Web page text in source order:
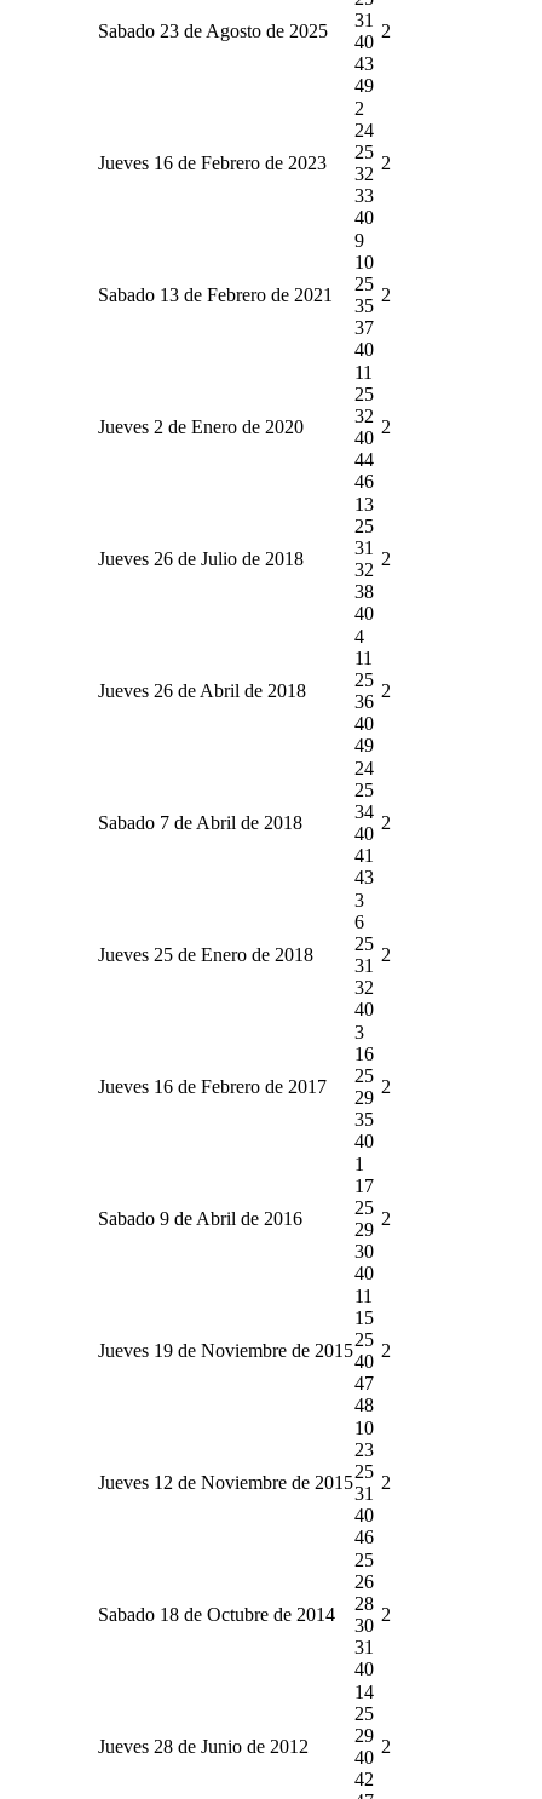
Sabado 23 de Agosto de 2025
31
40
43
49
2
Jueves 16 de Febrero de 2023
2
24
25
32
33
40
2
Sabado 13 de Febrero de 2021
9
10
25
35
37
40
2
Jueves 2 de Enero de 2020
11
25
32
40
44
46
2
Jueves 26 de Julio de 2018
13
25
31
32
38
40
2
Jueves 26 de Abril de 2018
4
11
25
36
40
49
2
Sabado 7 de Abril de 2018
24
25
34
40
41
43
2
Jueves 25 de Enero de 2018
3
6
25
31
32
40
2
Jueves 16 de Febrero de 2017
3
16
25
29
35
40
2
Sabado 9 de Abril de 2016
1
17
25
29
30
40
2
Jueves 19 de Noviembre de 2015
11
15
25
40
47
48
2
Jueves 12 de Noviembre de 2015
10
23
25
31
40
46
2
Sabado 18 de Octubre de 2014
25
26
28
30
31
40
2
Jueves 28 de Junio de 2012
14
25
29
40
42
2